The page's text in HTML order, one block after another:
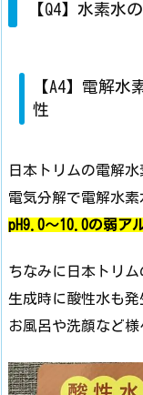
【Q4】水素水
【A4】電解水
性
日本トリムの電解水
電気分解で電解水
pH9.0〜10.0の弱ア
ちなみに日本トリ
生成時に酸性水も
お風呂や洗顔など様